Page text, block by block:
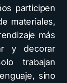
participen
materiales,
más
y decorar
trabajan
sino